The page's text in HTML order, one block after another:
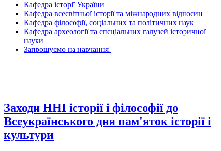
Кафедра історії України
Кафедра всесвітньої історії та міжнародних відносин
Кафедра філософії, соціальних та політичних наук
Кафедра археології та спеціальних галузей історичної
науки
Запрошуємо на навчання!
Заходи ННІ історії і філософії до
Всеукраїнського дня пам'яток історії і
культури